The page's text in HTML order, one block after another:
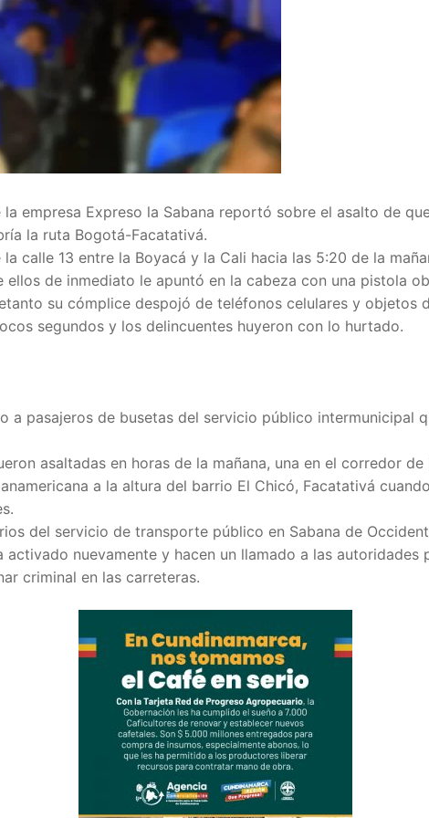
empresa Expreso la Sabana reportó sobre el asalto de
la ruta Bogotá-Facatativá.
calle 13 entre la Boyacá y la Cali hacia las 5:20 de la
de inmediato le apuntó en la cabeza con una pistola
su cómplice despojó de teléfonos celulares y objetos
segundos y los delincuentes huyeron con lo hurtado.
a pasajeros de busetas del servicio público intermunicipal
asaltadas en horas de la mañana, una en el corredor
a la altura del barrio El Chicó, Facatativá
del servicio de transporte público en Sabana de
nuevamente y hacen un llamado a las autoridades
criminal en las carreteras.